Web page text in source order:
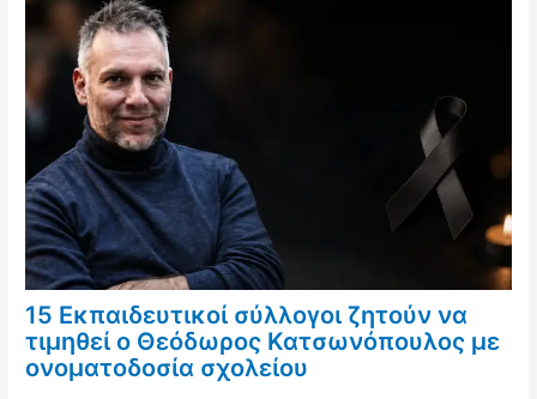
15 Εκπαιδευτικοί σύλλογοι ζητούν να
τιμηθεί ο Θεόδωρος Κατσωνόπουλος με
ονοματοδοσία σχολείου